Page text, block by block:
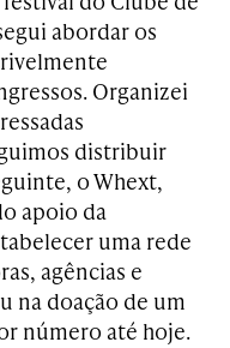
abordar os
Organizei
distribuir
o Whext,
apoio da
uma rede
agências e
na doação de um
número até hoje.